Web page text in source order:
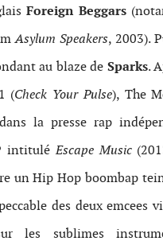
Foreign Beggars
Asylum Speakers, 2003).
au blaze de Sparks.
(Check Your Pulse), The
la presse rap
intituléEscape Music
un Hip Hop boombap
des deux emcees
les sublimes